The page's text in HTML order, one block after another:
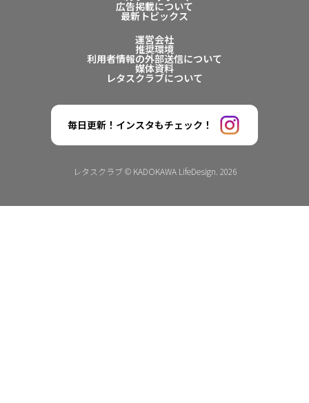
広告掲載について
最新トピックス
運営会社
推奨環境
利用者情報の外部送信について
媒体資料
レタスクラブについて
毎日更新！インスタもチェック！
レタスクラブ © KADOKAWA LifeDesign. 2026